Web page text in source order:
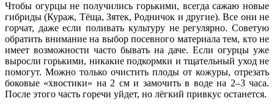
Чтобы огурцы не получились горькими, всегда сажаю новые
гибриды (Кураж, Тёща, Зятек, Родничок и другие). Все они не
горчат, даже если поливать культуру не регулярно. Советую
обратить внимание на выбор посевного материала тем, кто не
имеет возможности часто бывать на даче. Если огурцы уже
выросли горькими, никакие подкормки и тщательный уход не
помогут. Можно только очистить плоды от кожуры, отрезать
боковые «хвостики» на 2 см и замочить в воде на 2–3 часа.
После этого часть горечи уйдет, но лёгкий привкус останется.